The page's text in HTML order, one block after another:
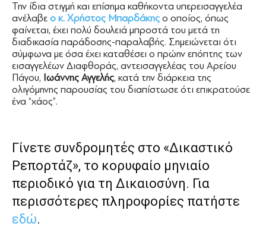
Την ίδια στιγμή και επίσημα καθήκοντα υπερεισαγγελέα
ανέλαβε ο κ. Χρήστος Μπαρδάκης ο οποίος, όπως
φαίνεται, έχει πολύ δουλειά μπροστά του μετά τη
διαδικασία παράδοσης-παραλαβής. Σημειώνεται ότι
σύμφωνα με όσα έχει καταθέσει ο πρώην επόπτης των
εισαγγελέων Διαφθοράς, αντεισαγγελέας του Αρείου
Πάγου, Ιωάννης Αγγελής, κατά την διάρκεια της
ολιγόμηνης παρουσίας του διαπίστωσε ότι επικρατούσε
ένα “χάος”.
Γίνετε συνδρομητές στο «Δικαστικό
Ρεπορτάζ», το κορυφαίο μηνιαίο
περιοδικό για τη Δικαιοσύνη. Για
περισσότερες πληροφορίες πατήστε
εδώ.